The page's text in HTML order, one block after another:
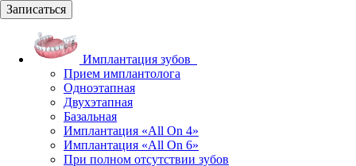
Записаться
Имплантация зубов
Прием имплантолога
Одноэтапная
Двухэтапная
Базальная
Имплантация «All On 4»
Имплантация «All On 6»
При полном отсутствии зубов